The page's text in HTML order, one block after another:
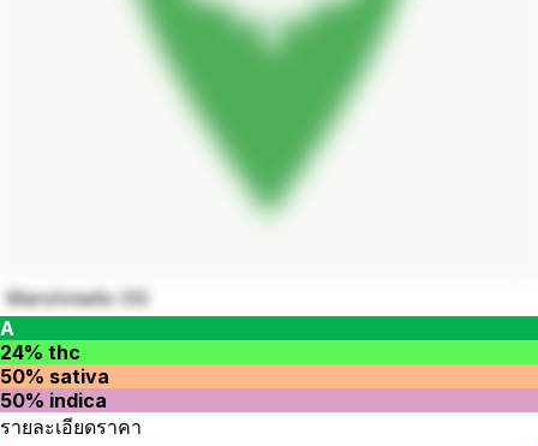
Marshmello OG
A
24% thc
50% sativa
50% indica
รายละเอียดราคา